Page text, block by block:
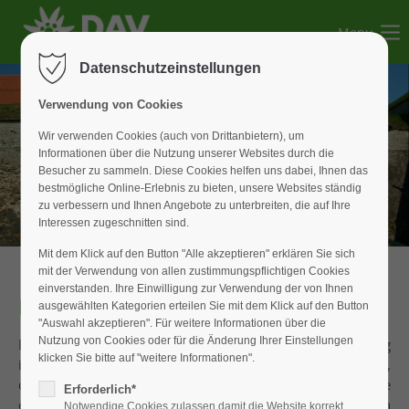
Der Eintrag "offcanvas-col2" existiert leider nicht.
Der Eintrag "offcanvas-col3" existiert leider nicht.
Der Eintrag "offcanvas-col4" existiert leider nicht.
Menu
Denkmalpflege Wülzburg
Die Wülzburg, eine Hohenzollernfestung bei Weißenburg
ist eine von vier engverwandten Renaissance-Festungen,
die im deutschsprachigen Raum erhalten sind. Die
enormen Kosten für die Erhaltung der Bausubstanz können
Datenschutzeinstellungen
Verwendung von Cookies
Wir verwenden Cookies (auch von Drittanbietern), um
Informationen über die Nutzung unserer Websites durch die
Besucher zu sammeln. Diese Cookies helfen uns dabei, Ihnen das
bestmögliche Online-Erlebnis zu bieten, unsere Websites ständig
zu verbessern und Ihnen Angebote zu unterbreiten, die auf Ihre
Interessen zugeschnitten sind.
Mit dem Klick auf den Button "Alle akzeptieren" erklären Sie sich
mit der Verwendung von allen zustimmungspflichtigen Cookies
einverstanden. Ihre Einwilligung zur Verwendung der von Ihnen
ausgewählten Kategorien erteilen Sie mit dem Klick auf den Button
"Auswahl akzeptieren". Für weitere Informationen über die
Nutzung von Cookies oder für die Änderung Ihrer Einstellungen
klicken Sie bitte auf "weitere Informationen".
Erforderlich*
Notwendige Cookies zulassen damit die Website korrekt